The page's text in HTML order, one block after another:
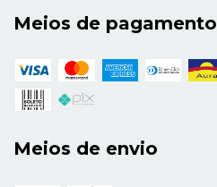
Meios de pagamento
Meios de envio